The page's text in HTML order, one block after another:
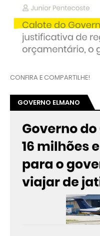
CONFIRA E COMPARTILHE!
GOVERNO ELMANO